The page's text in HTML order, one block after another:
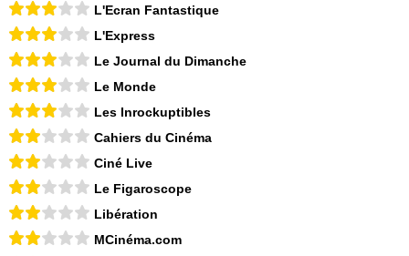
L'Ecran Fantastique
L'Express
Le Journal du Dimanche
Le Monde
Les Inrockuptibles
Cahiers du Cinéma
Ciné Live
Le Figaroscope
Libération
MCinéma.com